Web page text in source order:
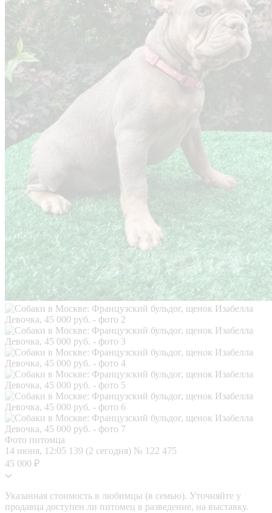
Фото питомца
14 июня, 12:05 139 (2 сегодня) № 122 475
45 000 ₽
Указанная стоимость в любимцы (в семью). Уточняйте у
продавца доступен ли питомец в разведение, на выставку.